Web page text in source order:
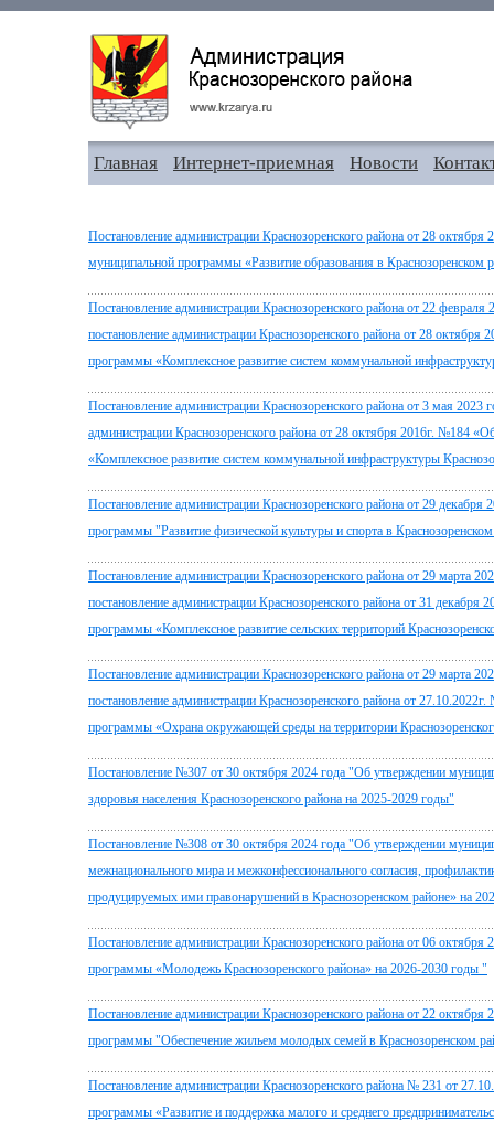
Главная Интернет-приемная Новости
Постановление администрации Краснозоренского района от 28
муниципальной программы «Развитие образования в Краснозоренском
Постановление администрации Краснозоренского района от 22
постановление администрации Краснозоренского района от 28
программы «Комплексное развитие систем коммунальной
Постановление администрации Краснозоренского района от 3 мая
администрации Краснозоренского района от 28 октября 2016г. №184
«Комплексное развитие систем коммунальной инфраструктуры
Постановление администрации Краснозоренского района от 29
программы "Развитие физической культуры и спорта в
Постановление администрации Краснозоренского района от 29 марта
постановление администрации Краснозоренского района от 31
программы «Комплексное развитие сельских территорий
Постановление администрации Краснозоренского района от 29 марта
постановление администрации Краснозоренского района от
программы «Охрана окружающей среды на территории
Постановление №307 от 30 октября 2024 года "Об утверждении
здоровья населения Краснозоренского района на 2025-2029 годы"
Постановление №308 от 30 октября 2024 года "Об утверждении
межнационального мира и межконфессионального согласия,
продуцируемых ими правонарушений в Краснозоренском районе» на
Постановление администрации Краснозоренского района от 06
программы «Молодежь Краснозоренского района» на 2026-2030 годы "
Постановление администрации Краснозоренского района от 22
программы "Обеспечение жильем молодых семей в Краснозоренском
Постановление администрации Краснозоренского района № 231 от
программы «Развитие и поддержка малого и среднего